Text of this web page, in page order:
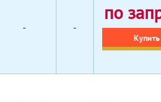
- -
по
Купить